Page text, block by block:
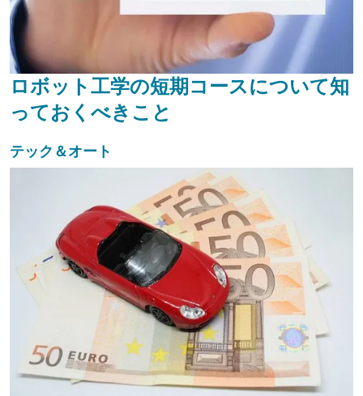
ロボット工学の短期コースについて知
っておくべきこと
テック＆オート